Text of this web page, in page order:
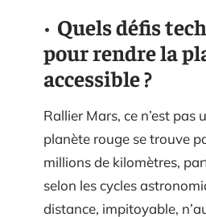
Quels défis
pour rendre la
accessible ?
Rallier Mars, ce n’est pas
planète rouge se trouve
millions de kilomètres,
selon les cycles
distance, impitoyable,